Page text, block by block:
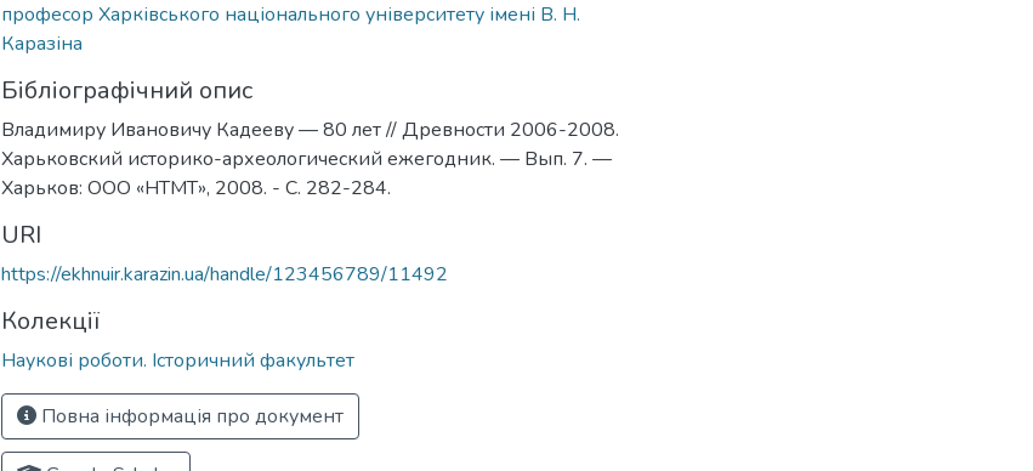
професор Харківського національного університету імені В. Н.
Каразіна
Бібліографічний опис
Владимиру Ивановичу Кадееву — 80 лет // Древности 2006-2008.
Харьковский историко-археологический ежегодник. — Вып. 7. —
Харьков: ООО «НТМТ», 2008. - C. 282-284.
URI
https://ekhnuir.karazin.ua/handle/123456789/11492
Колекції
Наукові роботи. Історичний факультет
Повна інформація про документ